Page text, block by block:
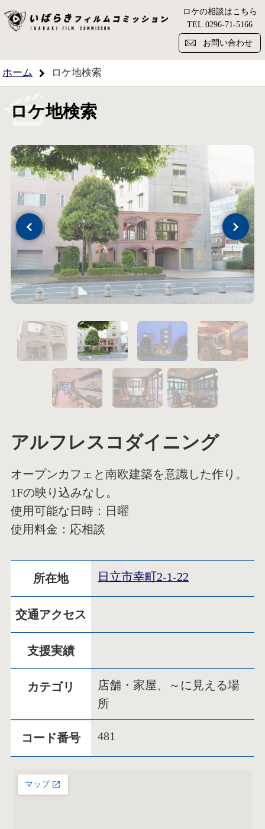
い
ロケの相談はこちら
TEL.0296-71-5166
お問い合わせ
ホーム ロケ地検索
ロケ地検索
Previous
5
アルフレスコダイニング
オープンカフェと南欧建築を意識した作り。
1Fの映り込みなし。
使用可能な日時：日曜
使用料金：応相談
所在地 日立市幸町2-1-22
交通アクセス
支援実績
カテゴリ
店舗・家屋、～に見える場
所
コード番号 481